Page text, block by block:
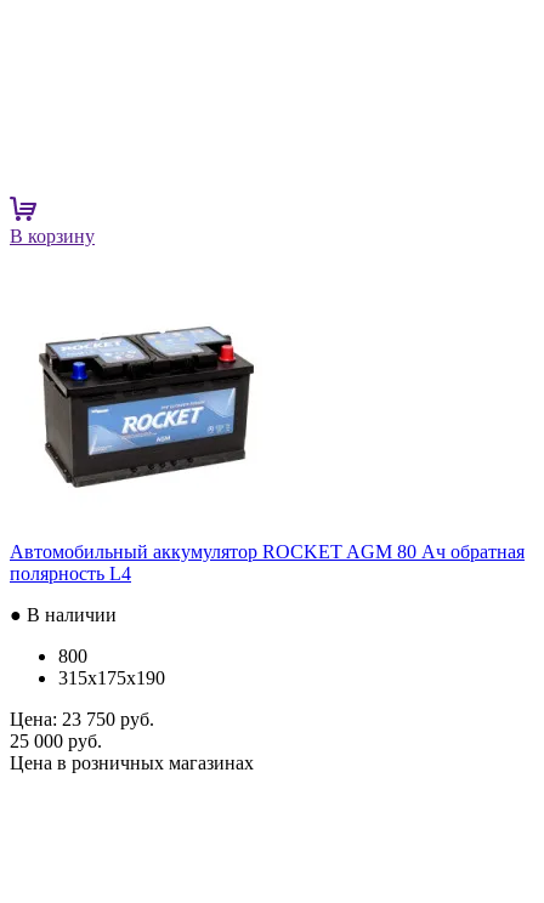
В корзину
Автомобильный аккумулятор ROCKET AGM 80 Ач обратная
полярность L4
● В наличии
800
315x175x190
Цена: 23 750 руб.
25 000 руб.
Цена в розничных магазинах